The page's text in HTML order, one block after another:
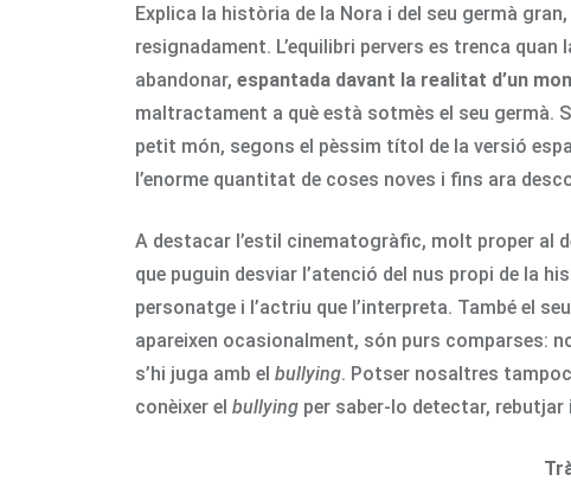
Explica la història de la Nora i del seu germà
resignadament. L’equilibri pervers es trenca
abandonar, espantada davant la realitat d’un
maltractament a què està sotmès el seu germà.
petit món, segons el pèssim títol de la versió
l’enorme quantitat de coses noves i fins ara
A destacar l’estil cinematogràfic, molt proper al
que puguin desviar l’atenció del nus propi de la
personatge i l’actriu que l’interpreta. També el
apareixen ocasionalment, són purs comparses:
s’hi juga amb el bullying. Potser nosaltres
conèixer el bullying per saber-lo detectar,